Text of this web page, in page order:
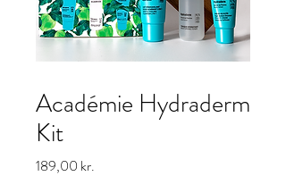
Académie Hydraderm
Kit
189,00 kr.